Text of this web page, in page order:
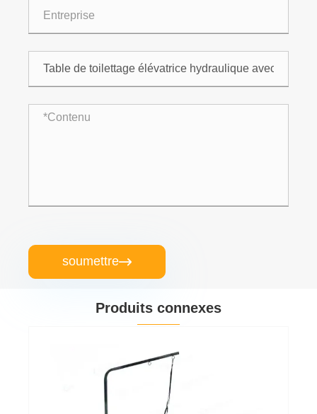
soumettre
Produits connexes
Tables de toilettage électriques pour
animaux de compagnie